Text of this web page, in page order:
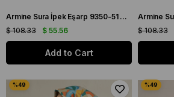
Armine Sura İpek Eşarp 9350-51 Mor Karışık Desen
$ 55.56
$ 108.33
Add to Cart
$ 108.33